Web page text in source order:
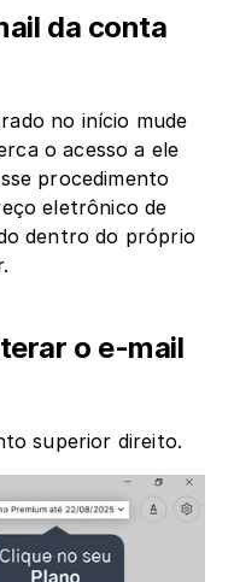
da conta
no início mude
o acesso a ele
procedimento
eletrônico de
dentro do próprio
o e-mail
superior direito.